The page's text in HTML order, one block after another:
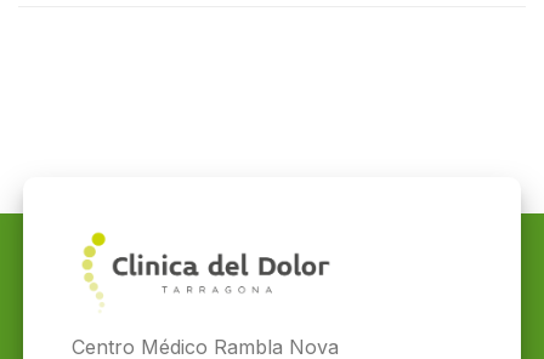
Centro Médico Rambla Nova